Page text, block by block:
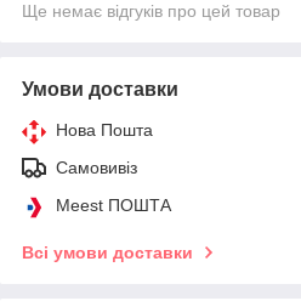
Ще немає відгуків про цей товар
Умови доставки
Нова Пошта
Самовивіз
Meest ПОШТА
Всі умови доставки